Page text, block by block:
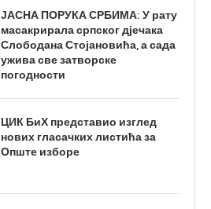
ЈАСНА ПОРУКА СРБИМА: У рату
масакрирала српског дјечака
Слободана Стојановића, а сада
ужива све затворске
погодности
ЦИК БиХ представио изглед
нових гласачких листића за
Опште изборе